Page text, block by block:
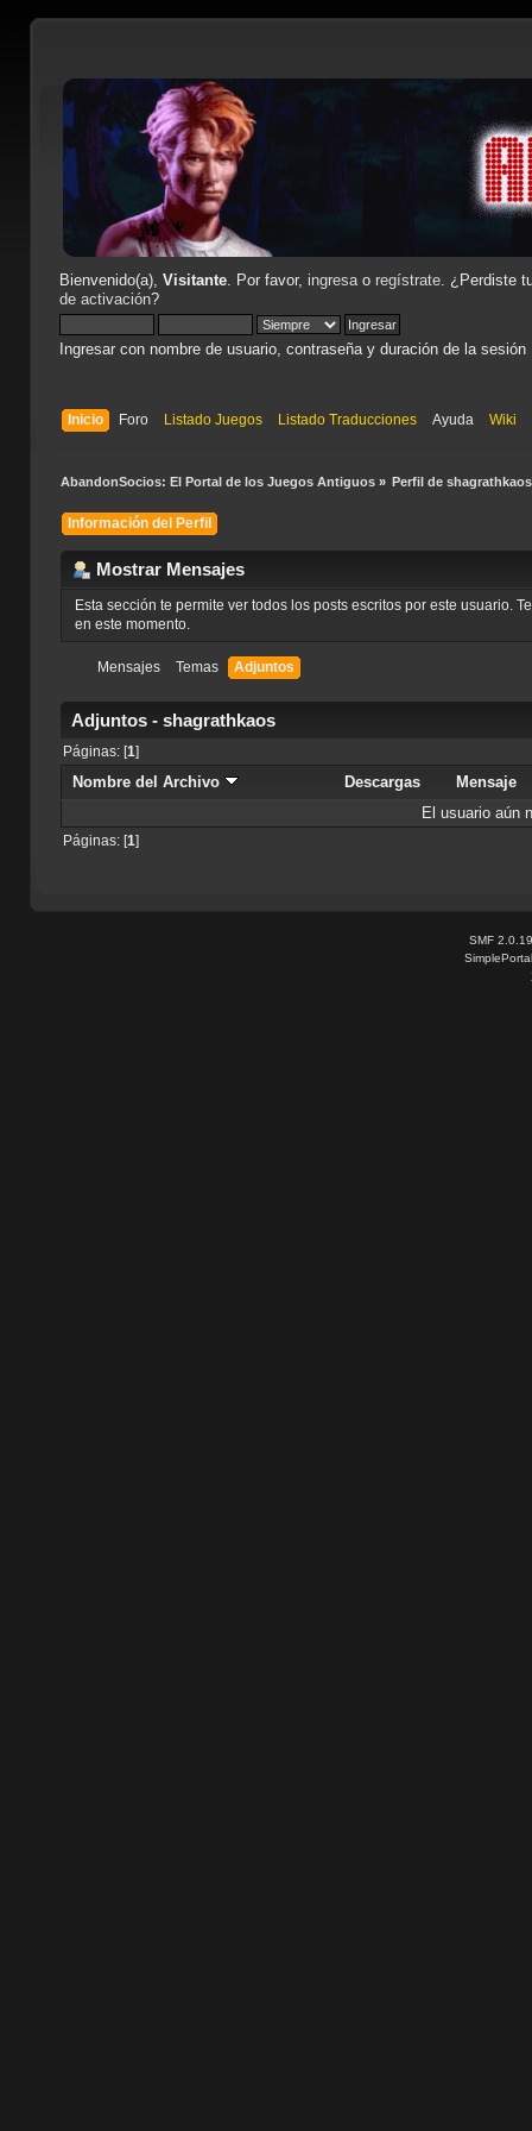
Bienvenido(a), Visitante. Por favor, ingresao regístrate. ¿Perdiste
de activación?
Ingresar con nombre de usuario, contraseña y duración de la sesión
Inicio Foro Listado Juegos Listado Traducciones Ayuda Wiki
AbandonSocios: El Portal de los Juegos Antiguos» Perfil de
Información del Perfil
Mostrar Mensajes
Esta sección te permite ver todos los posts escritos por este usuario.
en este momento.
Mensajes Temas Adjuntos
Adjuntos - shagrathkaos
Páginas: [1]
Nombre del Archivo Descargas
Mensaje
El usuario aún
Páginas: [1]
SMF 2.0.19